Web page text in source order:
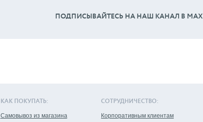
ПОДПИСЫВАЙТЕСЬ НА НАШ КАНАЛ В МАХ
КАК ПОКУПАТЬ:
Самовывоз из магазина
СОТРУДНИЧЕСТВО:
Корпоративным клиентам